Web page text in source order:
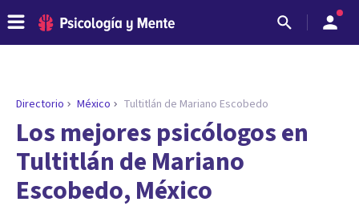
ENCONTRAR MI TERAPEUTA
¿Necesitas ayuda para encontrar el
psicólogo adecuado?
Responde a unas breves preguntas y te ofreceremos
los profesionales que más se ajustan a tus
Directorio México Tultitlán de Mariano Escobedo
Los mejores psicólogos en
Tultitlán de Mariano
Escobedo, México